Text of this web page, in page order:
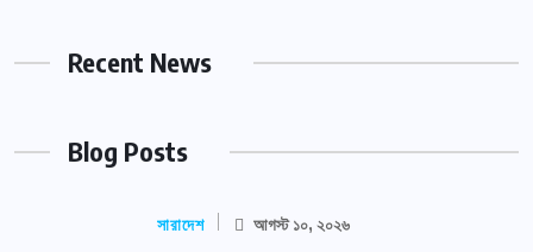
Recent News
Blog Posts
সারাদেশ আগস্ট ১০, ২০২৬